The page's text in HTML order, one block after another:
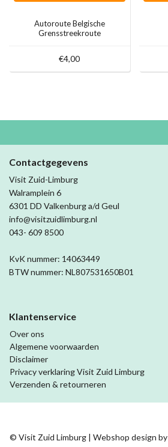
Autoroute Belgische
Grensstreekroute
€4,00
Contactgegevens
Visit Zuid-Limburg
Walramplein 6
6301 DD Valkenburg a/d Geul
info@visitzuidlimburg.nl
043- 609 8500
KvK nummer: 14063449
BTW nummer: NL807531650B01
Klantenservice
Over ons
Algemene voorwaarden
Disclaimer
Privacy verklaring Visit Zuid Limburg
Verzenden & retourneren
© Visit Zuid Limburg | Webshop design by